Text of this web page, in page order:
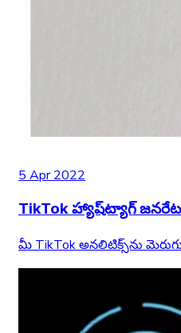
5 Apr 2022
TikTok హ్యాష్‌ట్యాగ్
మీ TikTok అనలిటిక్స్‌ను